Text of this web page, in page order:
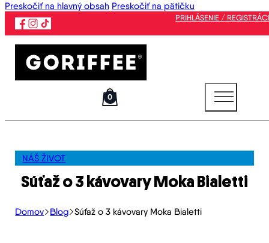
Preskočiť na hlavný obsah Preskočiť na pätičku
PRIHLÁSENIE /
0
NÁŠ ŽIVOT
Súťaž o 3 kávovary Moka Bialetti
Domov Blog Súťaž o 3 kávovary Moka Bialetti